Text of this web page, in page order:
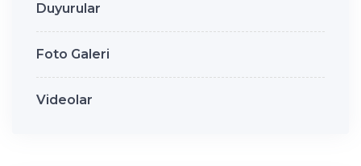
Duyurular
Foto Galeri
Videolar